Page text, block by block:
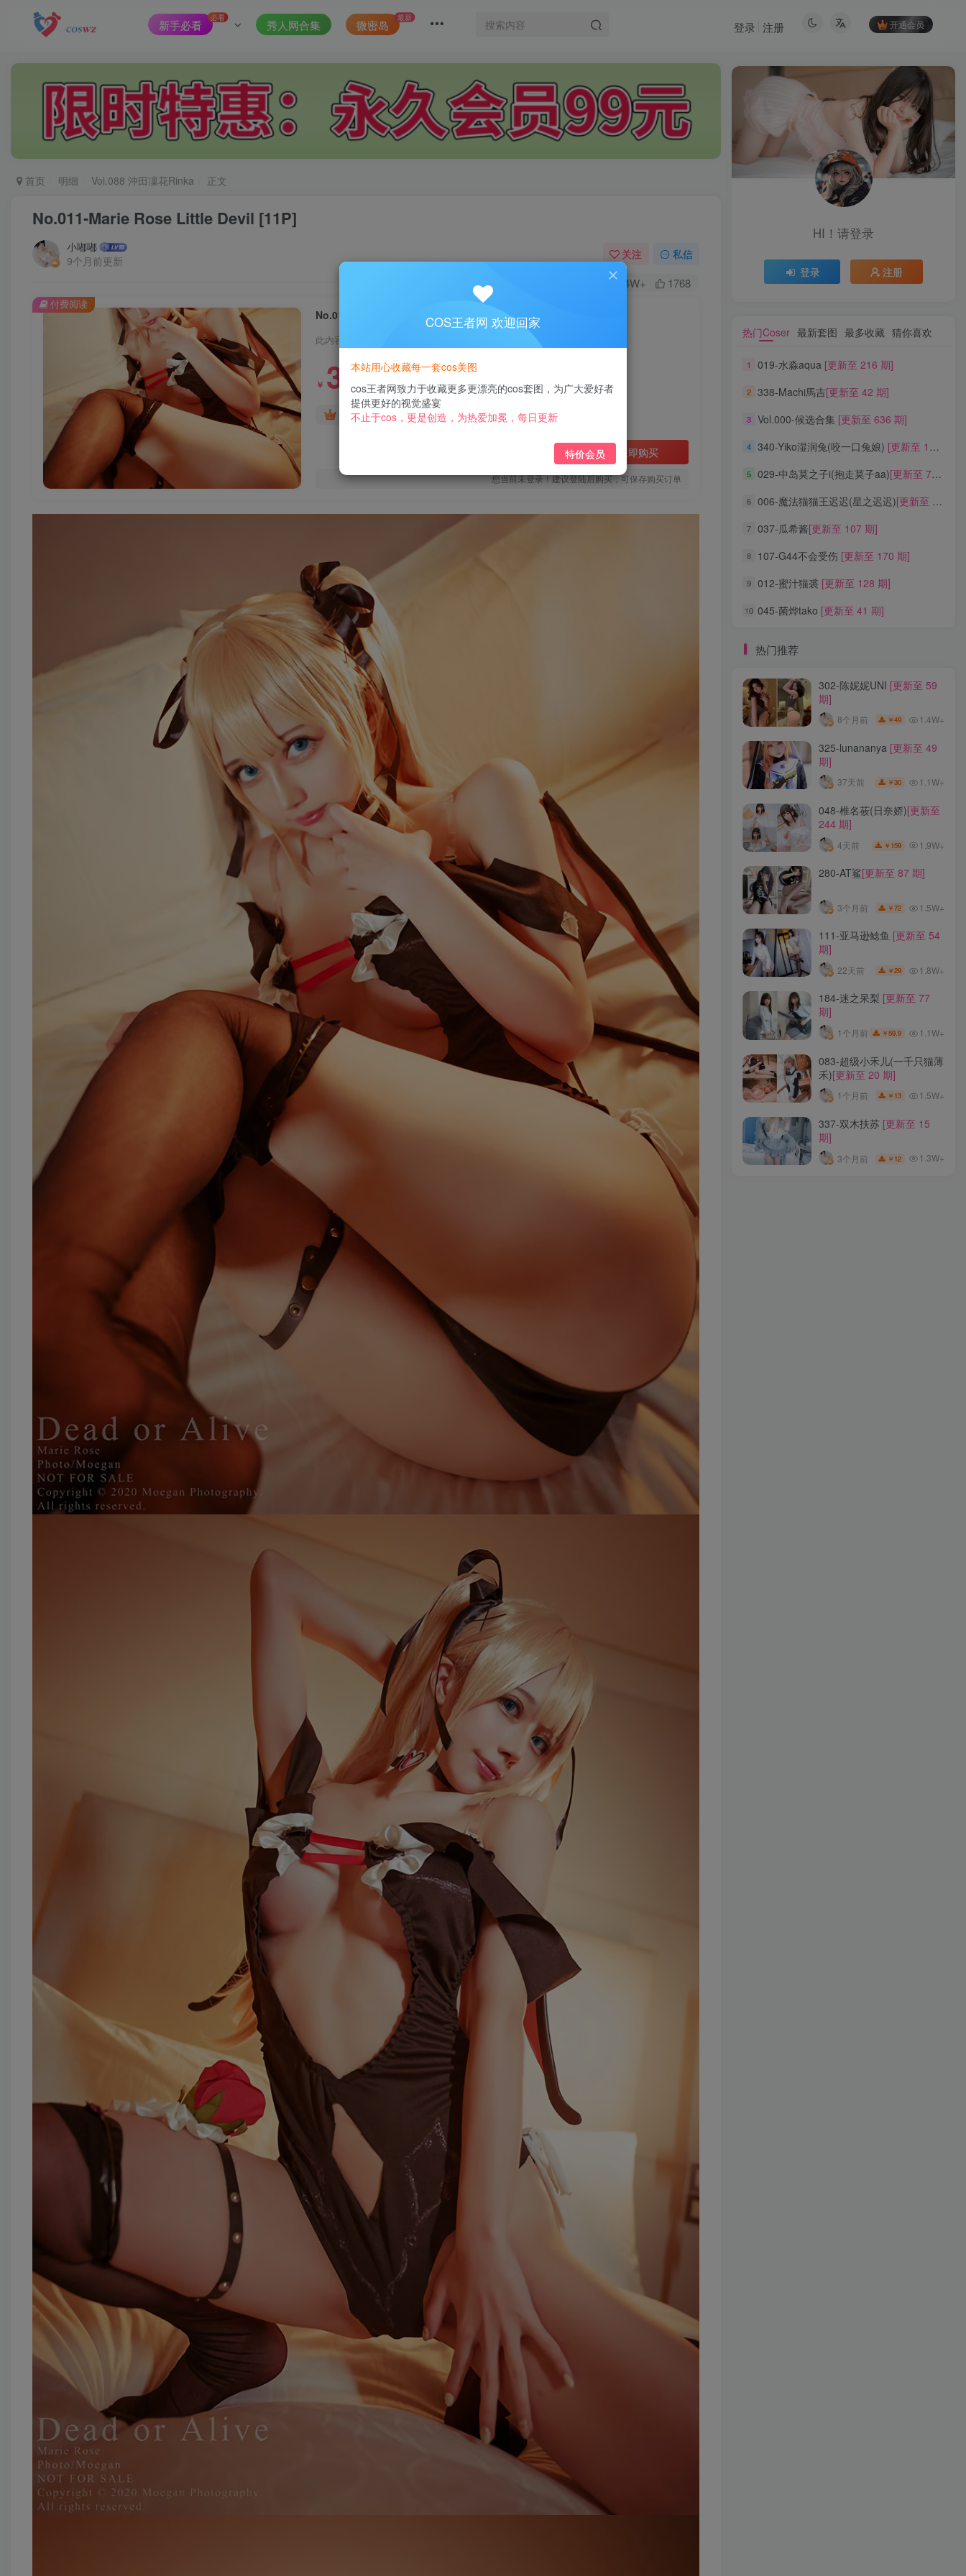
新手必看 必看 秀人网合集 微密岛 最新
开通会员
登录 注册
首页 明细 Vol.088 沖田凜花Rinka 正文
No.011-Marie Rose Little Devil [11P]
小嘟嘟
9个月前更新
关注 私信
1.4W+ 1768
No.011-Marie Rose Little Devil [11P]
此内容为付费阅读，请付费后查看
￥ 3
黄金会员免费 钻石会员免费
立即购买
您当前未登录！建议登陆后购买，可保存购买订单
付费阅读
HI！请登录
登录 注册
热门Coser 最新套图 最多收藏 猜你喜欢
1 019-水淼aqua [更新至 216 期]
2 338-Machi馬吉[更新至 42 期]
3 Vol.000-候选合集 [更新至 636 期]
4 340-Yiko湿润兔(咬一口兔娘) [更新至 136 期]
5 029-中岛莫之子i(抱走莫子aa)[更新至 76 期]
6 006-魔法猫猫王迟迟(星之迟迟)[更新至 320 期]
7 037-瓜希酱[更新至 107 期]
8 107-G44不会受伤 [更新至 170 期]
9 012-蜜汁猫裘 [更新至 128 期]
10 045-菌烨tako [更新至 41 期]
热门推荐
302-陈妮妮UNI [更新至 59
期]
8个月前 ￥49 1.4W+
325-lunananya [更新至 49
期]
37天前 ￥30 1.1W+
048-椎名莜(日奈娇)[更新至
244 期]
4天前 ￥ 159 1.9W+
280-AT鲨[更新至 87 期]
3个月前 ￥72 1.5W+
111-亚马逊鲶鱼 [更新至 54
期]
22天前 ￥29 1.8W+
184-迷之呆梨 [更新至 77
期]
1个月前 ￥59.9 1.1W+
083-超级小禾儿(一千只猫薄
禾)[更新至 20 期]
1个月前 ￥ 13 1.5W+
337-双木扶苏 [更新至 15
期]
3个月前 ￥ 12 1.3W+
HI！请登录
登录 注册
热门Coser 最新套图 最多收藏 猜你喜欢
1 019-水淼aqua [更新至 216 期]
2 338-Machi馬吉[更新至 42 期]
3 Vol.000-候选合集 [更新至 636 期]
4 340-Yiko湿润兔(咬一口兔娘) [更新至 136 期]
5 029-中岛莫之子i(抱走莫子aa)[更新至 76 期]
6 006-魔法猫猫王迟迟(星之迟迟)[更新至 320 期]
7 037-瓜希酱[更新至 107 期]
8 107-G44不会受伤 [更新至 170 期]
9 012-蜜汁猫裘 [更新至 128 期]
10 045-菌烨tako [更新至 41 期]
标签云
龙年活动 龙宫地狱 龙娘图鉴
龙娘
龙姬
龙华妃咲JK
龙华妃咲
黛尔 黑龙贯通
黑黑麦
黑馆晴奈
黑靡烟旗袍 黑钻兔子
黑金
黑贞德泳装
黑贞兔子
黑见芹香
黑裤妹
热门推荐
期]
期]
244 期]
期]
COS王者网 欢迎回家
本站用心收藏每一套cos美图
cos王者网致力于收藏更多更漂亮的cos套图，为广大爱好者
提供更好的视觉盛宴
不止于cos，更是创造，为热爱加冕，每日更新
特价会员